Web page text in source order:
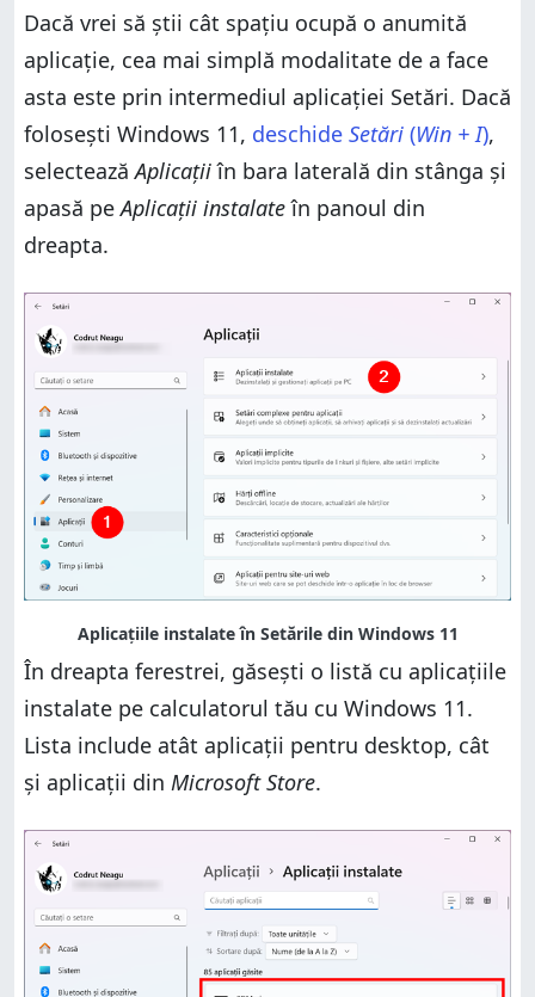
Cum vezi dimensiunea unui joc de la EA
De ce ai vrut să știi cât spațiu ocupă o aplicație sau
un joc pe PC-ul tău cu Windows?
Dacă vrei să știi cât spațiu ocupă o anumită
aplicație, cea mai simplă modalitate de a face
asta este prin intermediul aplicației Setări. Dacă
folosești Windows 11, deschide Setări (Win + I),
selecteazăAplicațiiîn bara laterală din stânga și
apasă peAplicații instalateîn panoul din
dreapta.
În dreapta ferestrei, găsești o listă cu aplicațiile
instalate pe calculatorul tău cu Windows 11.
Lista include atât aplicații pentru desktop, cât
și aplicații din Microsoft Store.